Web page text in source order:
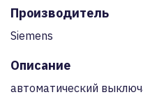
Производитель
Siemens
Описание
автоматический